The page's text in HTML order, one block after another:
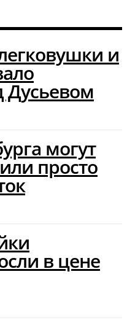
и
Дусьевом
могут
просто
в цене